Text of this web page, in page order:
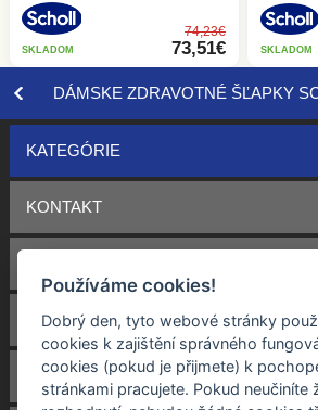
74,23€
73,51€
SKLADOM SKLADOM
KATEGÓRIE
KONTAKT
DOPRAVA
VRACENÍ A REKLAMÁCIE
Používáme cookies!
Dobrý den, tyto webové stránky
cookies k zajištění správného
cookies (pokud je přijmete) k
stránkami pracujete. Pokud neučiníte